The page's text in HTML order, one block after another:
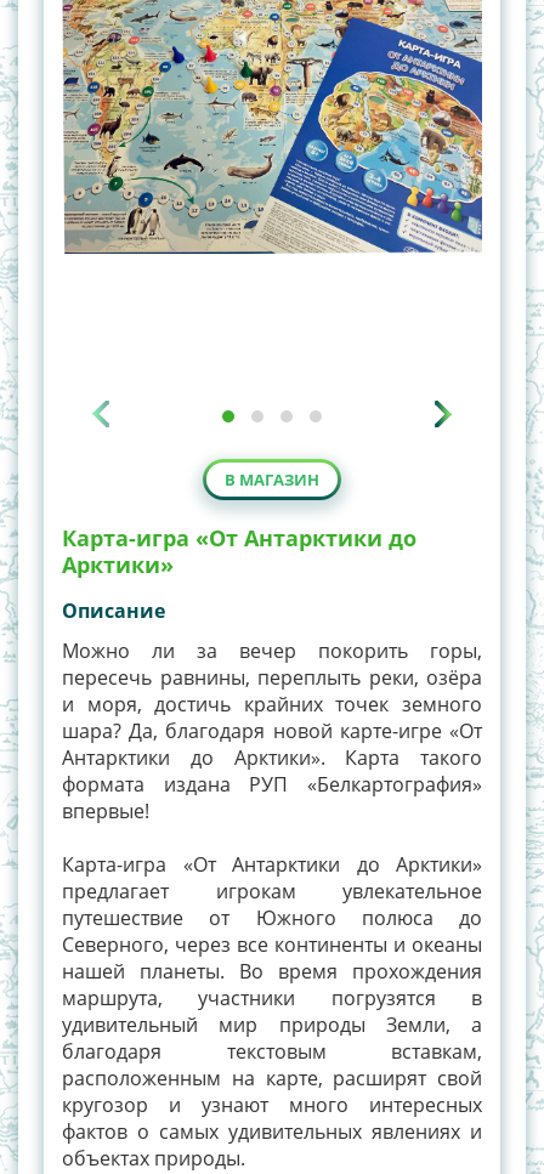
В МАГАЗИН
Карта-игра «От Антарктики до
Арктики»
Описание
Можно ли за вечер покорить горы,
пересечь равнины, переплыть реки, озёра
и моря, достичь крайних точек земного
шара? Да, благодаря новой карте-игре «От
Антарктики до Арктики». Карта такого
формата издана РУП «Белкартография»
впервые!
Карта-игра «От Антарктики до Арктики»
предлагает игрокам увлекательное
путешествие от Южного полюса до
Северного, через все континенты и океаны
нашей планеты. Во время прохождения
маршрута, участники погрузятся в
удивительный мир природы Земли, а
благодаря текстовым вставкам,
расположенным на карте, расширят свой
кругозор и узнают много интересных
фактов о самых удивительных явлениях и
объектах природы.